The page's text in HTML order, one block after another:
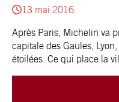
13 mai 2016
Après Paris, Michelin va
capitale des Gaules,
étoilées. Ce qui place la